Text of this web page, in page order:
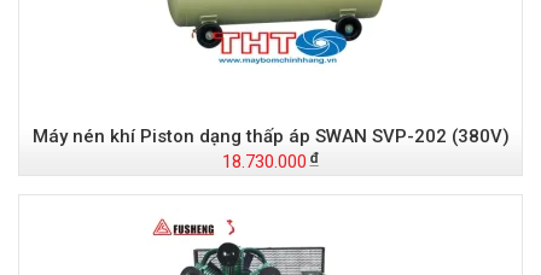
Máy nén khí Piston dạng thấp áp SWAN SVP-202 (380V)
18.730.000